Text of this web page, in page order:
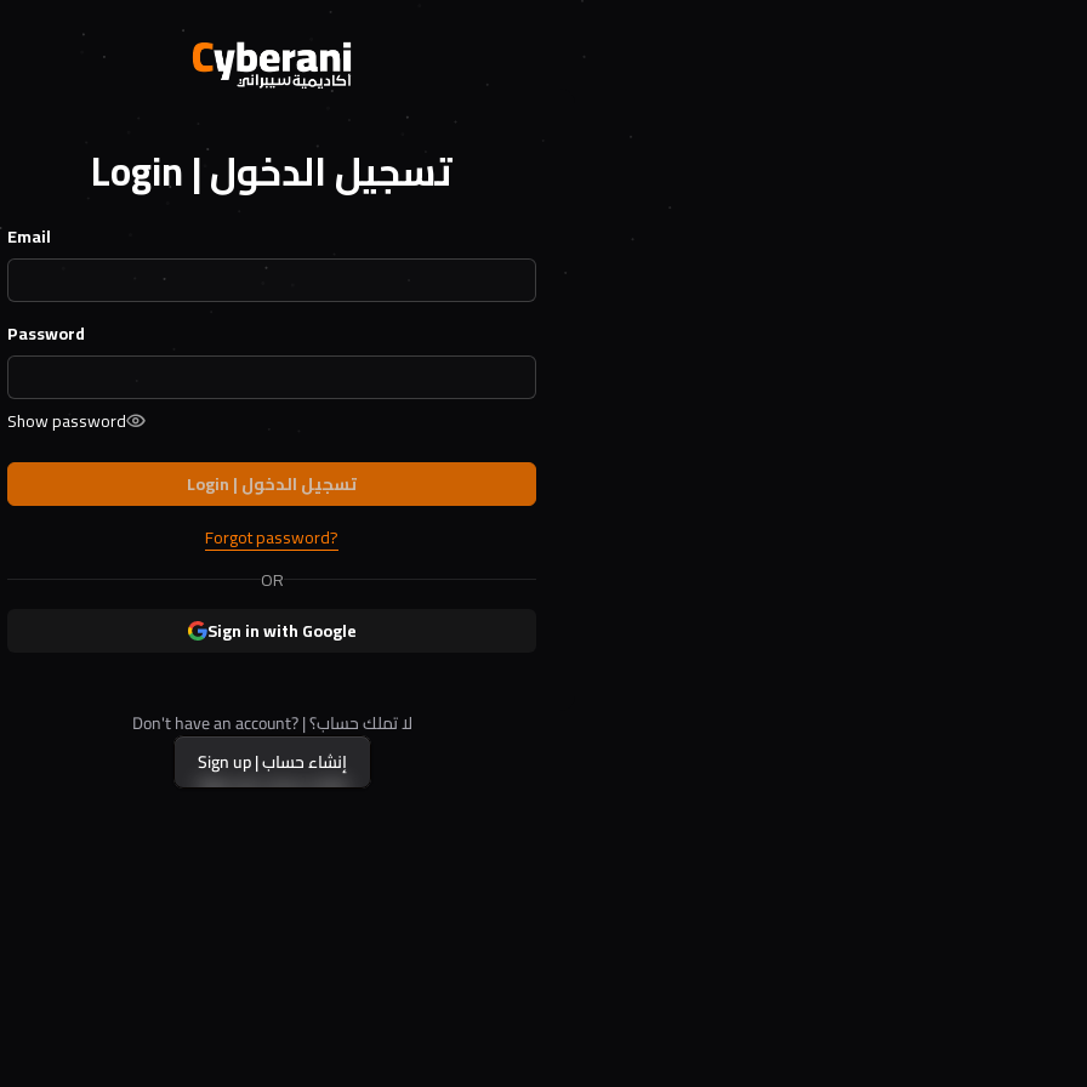
Login | تسجيل الدخول
Email
Password
Show password
Login | تسجيل الدخول
Forgot password?
OR
Sign in with Google
Don't have an account? | لا تملك حساب؟
Sign up | إنشاء حساب
Sign up | إنشاء حساب